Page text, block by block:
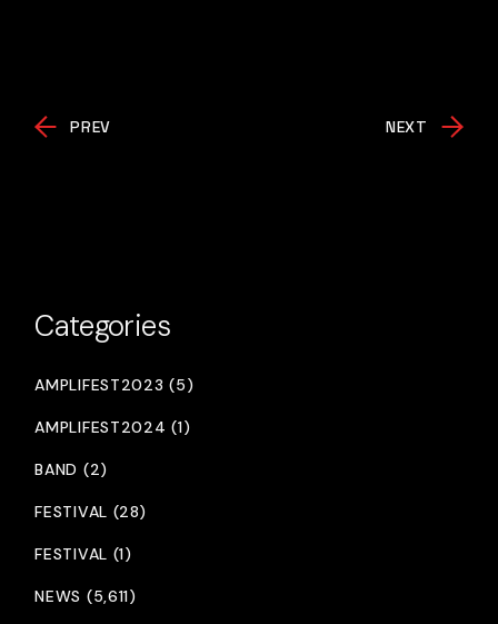
PREV NEXT
Categories
AMPLIFEST2023 (5)
AMPLIFEST2024 (1)
BAND (2)
FESTIVAL (28)
FESTIVAL (1)
NEWS (5,611)